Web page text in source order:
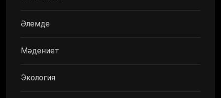
Әлемде
Мәдениет
Экология